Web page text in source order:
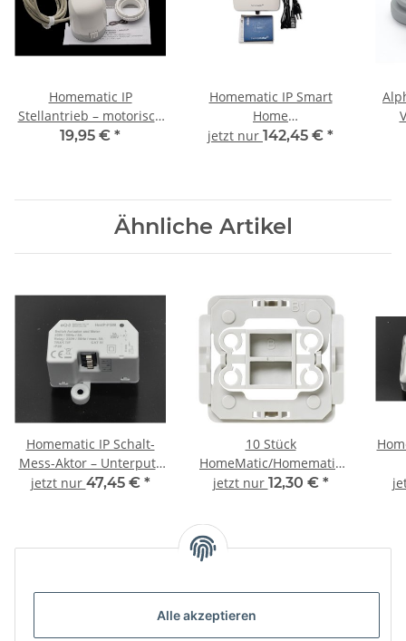
Alle akzeptieren
Homematic IP
Stellantrieb – motorisch
HmIP-VDMOT
19,95 € *
Homematic IP Smart
Home
Fußbodenheizungscontroller
jetzt nur 142,45 € *
Ähnliche Artikel
Homematic IP Schalt-
Mess-Aktor – Unterputz
HmIP-FSM
jetzt nur 47,45 € *
10 Stück
HomeMatic/Homematic
IP Installationsadapterjetzt nur 12,30 € *